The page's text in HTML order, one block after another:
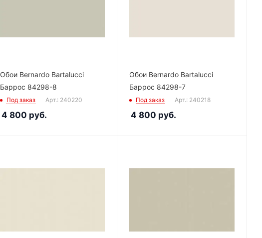
Обои Bernardo Bartalucci
Баррос 84298-8
Под заказ Арт.: 240220
4 800 руб.
Обои Bernardo Bartalucci
Баррос 84298-7
Под заказ Арт.: 240218
4 800 руб.